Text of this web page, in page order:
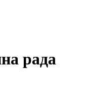
рада